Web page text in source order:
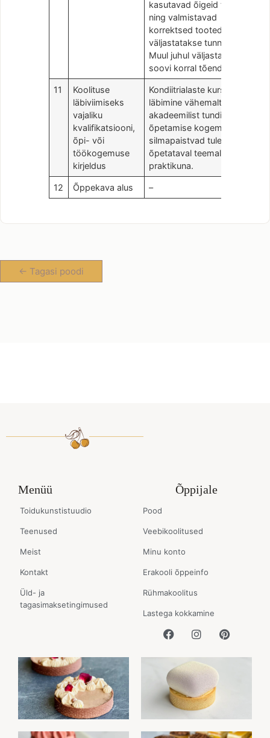
kasutavad õigeid töövõtteid
ning valmistavad
korrektsed tooted,
väljastatakse tunnistus.
Muul juhul väljastatakse
soovi korral tõend.
11
Koolituse
läbiviimiseks
vajaliku
kvalifikatsiooni,
õpi- või
töökogemuse
kirjeldus
Kondiitrialaste kursuste
läbimine vähemalt 50
akadeemilist tundi või
õpetamise kogemus ja
silmapaistvad tulemused
õpetataval teemal
praktikuna.
12 Õppekava alus –
<- Tagasi poodi
Menüü
Toidukunstistuudio
Teenused
Meist
Kontakt
Üld- ja
tagasimaksetingimused
Õppijale
Pood
Veebikoolitused
Minu konto
Erakooli õppeinfo
Rühmakoolitus
Lastega kokkamine